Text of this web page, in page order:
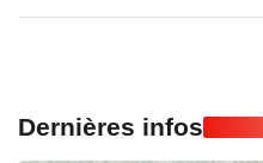
Dernières infos